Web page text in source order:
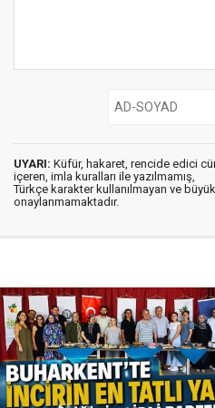
UYARI: Küfür, hakaret, rencide edici
içeren, imla kuralları ile yazılmamış,
Türkçe karakter kullanılmayan ve
onaylanmamaktadır.